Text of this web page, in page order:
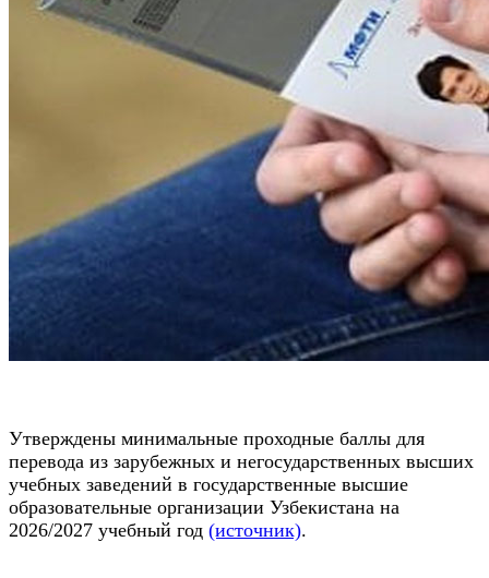
Утверждены минимальные проходные баллы для
перевода из зарубежных и негосударственных высших
учебных заведений в государственные высшие
образовательные организации Узбекистана на
2026/2027 учебный год (источник).